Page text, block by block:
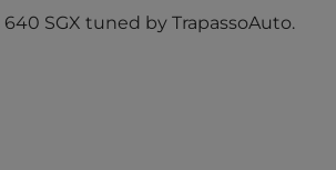
SGX tuned by TrapassoAuto.